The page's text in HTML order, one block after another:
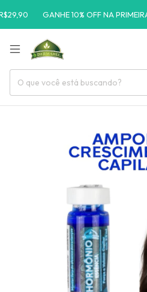
GANHE 10% OFF NA PRIMEIRA